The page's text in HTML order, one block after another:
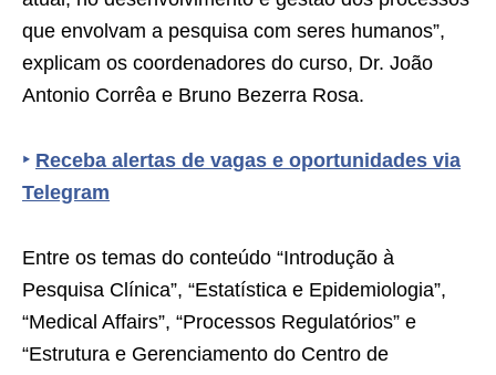
que envolvam a pesquisa com seres humanos”,
explicam os coordenadores do curso, Dr. João
Antonio Corrêa e Bruno Bezerra Rosa.
‣ Receba alertas de vagas e oportunidades via
Telegram
Entre os temas do conteúdo “Introdução à
Pesquisa Clínica”, “Estatística e Epidemiologia”,
“Medical Affairs”, “Processos Regulatórios” e
“Estrutura e Gerenciamento do Centro de